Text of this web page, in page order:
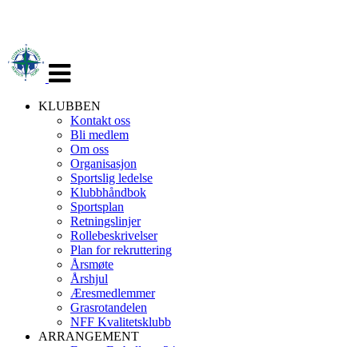
navigasjon
KLUBBEN
Kontakt oss
Bli medlem
Om oss
Organisasjon
Sportslig ledelse
Klubbhåndbok
Sportsplan
Retningslinjer
Rollebeskrivelser
Plan for rekruttering
Årsmøte
Årshjul
Æresmedlemmer
Grasrotandelen
NFF Kvalitetsklubb
ARRANGEMENT